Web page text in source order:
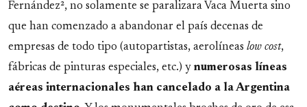
Fernández², no solamente se paralizara Vaca Muerta sino
que han comenzado a abandonar el país decenas de
empresas de todo tipo (autopartistas, aerolíneas low cost,
fábricas de pinturas especiales, etc.) y numerosas líneas
aéreas internacionales han cancelado a la Argentina